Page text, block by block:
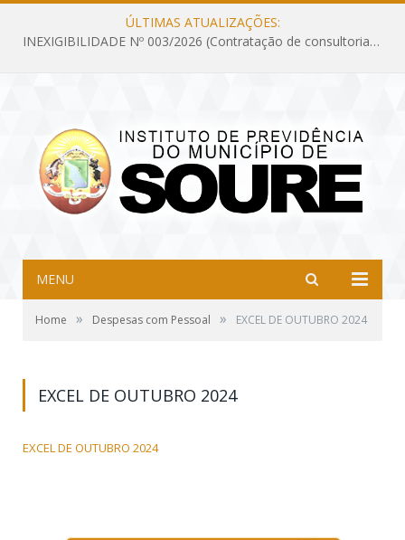
ÚLTIMAS ATUALIZAÇÕES:
INEXIGIBILIDADE Nº 003/2026 (Contratação de consultoria previdenciária com finalidade de obtenção do CRP, confecção dos demonstrativos previdenciários DAIR, DIPR e DPIN, preparar e alimentar o CADPREV, em atendimento às demandas do Instituto de Previdência dos Servidores do Município de Soure – IPSMS, por um período de 10 (dez) meses)
MENU
Home » Despesas com Pessoal » EXCEL DE OUTUBRO 2024
EXCEL DE OUTUBRO 2024
EXCEL DE OUTUBRO 2024